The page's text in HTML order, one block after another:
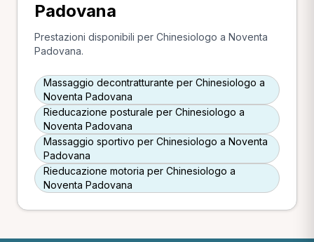
Padovana
Prestazioni disponibili per Chinesiologo a Noventa
Padovana.
Massaggio decontratturante per Chinesiologo a
Noventa Padovana
Rieducazione posturale per Chinesiologo a
Noventa Padovana
Massaggio sportivo per Chinesiologo a Noventa
Padovana
Rieducazione motoria per Chinesiologo a
Noventa Padovana